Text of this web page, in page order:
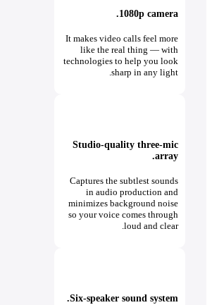
1080p camera.
It makes video calls feel more
like the real thing — with
technologies to help you look
sharp in any light.
Studio-quality three-mic
array.
Captures the subtlest sounds
in audio production and
minimizes background noise
so your voice comes through
loud and clear.
Six-speaker sound system.